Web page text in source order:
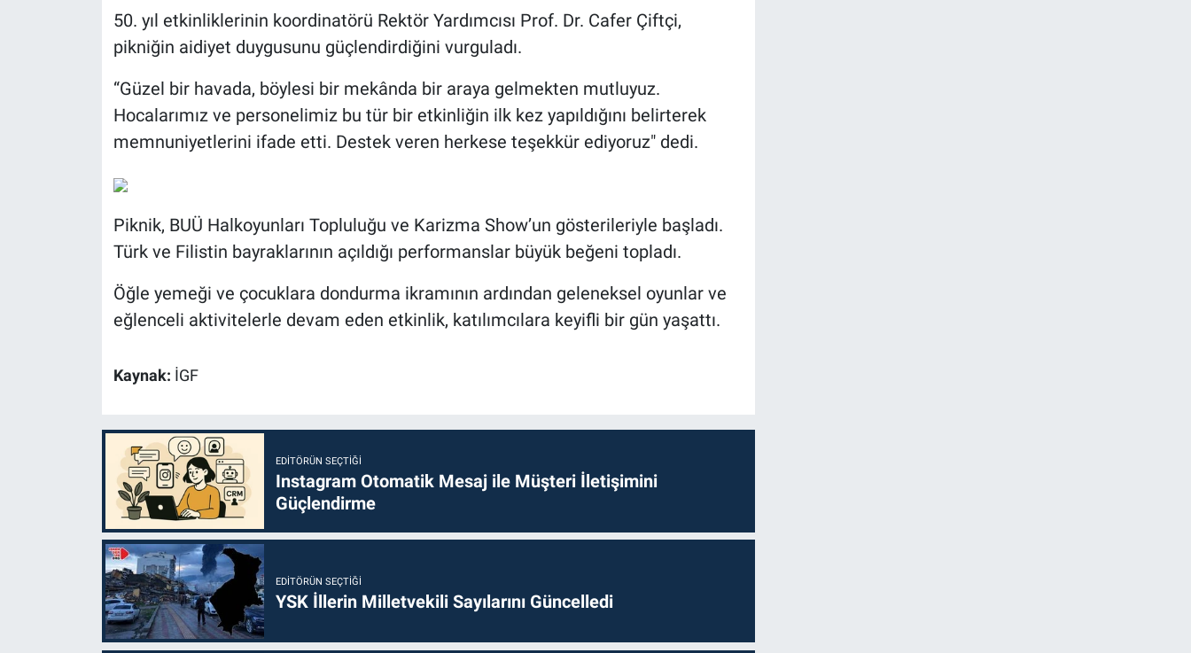
50. yıl etkinliklerinin koordinatörü Rektör Yardımcısı Prof. Dr. Cafer Çiftçi,
pikniğin aidiyet duygusunu güçlendirdiğini vurguladı.
“Güzel bir havada, böylesi bir mekânda bir araya gelmekten mutluyuz.
Hocalarımız ve personelimiz bu tür bir etkinliğin ilk kez yapıldığını belirterek
memnuniyetlerini ifade etti. Destek veren herkese teşekkür ediyoruz" dedi.
Piknik, BUÜ Halkoyunları Topluluğu ve Karizma Show’un gösterileriyle başladı.
Türk ve Filistin bayraklarının açıldığı performanslar büyük beğeni topladı.
Öğle yemeği ve çocuklara dondurma ikramının ardından geleneksel oyunlar ve
eğlenceli aktivitelerle devam eden etkinlik, katılımcılara keyifli bir gün yaşattı.
Kaynak: İGF
EDITÖRÜN SEÇTIĞI
Instagram Otomatik Mesaj ile Müşteri İletişimini
Güçlendirme
EDITÖRÜN SEÇTIĞI
YSK İllerin Milletvekili Sayılarını Güncelledi